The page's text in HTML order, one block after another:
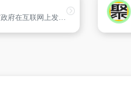
襄阳市政府门户网站是襄阳市政府在互联网上发布各类政府信息的统一平台,是面向社会公众提供网上服务的重要载体,是政府联系群众、接受群众监督的桥梁和纽带。网站设有“襄阳概况、政务公开、政务互动、办事服务、投资襄阳、魅力襄阳”等栏目；链接上网的市政府部门、直属机构、事业单位和中央省垂直管理的单位